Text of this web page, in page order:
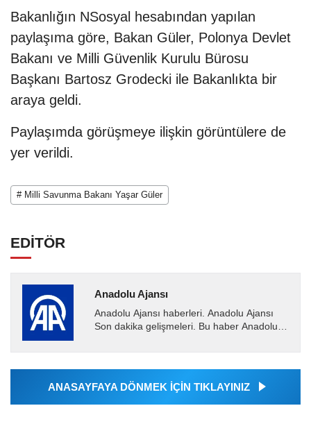
Bakanlığın NSosyal hesabından yapılan
paylaşıma göre, Bakan Güler, Polonya Devlet
Bakanı ve Milli Güvenlik Kurulu Bürosu
Başkanı Bartosz Grodecki ile Bakanlıkta bir
araya geldi.
Paylaşımda görüşmeye ilişkin görüntülere de
yer verildi.
# Milli Savunma Bakanı Yaşar Güler
EDİTÖR
Anadolu Ajansı
Anadolu Ajansı haberleri. Anadolu Ajansı
Son dakika gelişmeleri. Bu haber Anadolu
Ajansı tarafından...
ANASAYFAYA DÖNMEK İÇİN TIKLAYINIZ